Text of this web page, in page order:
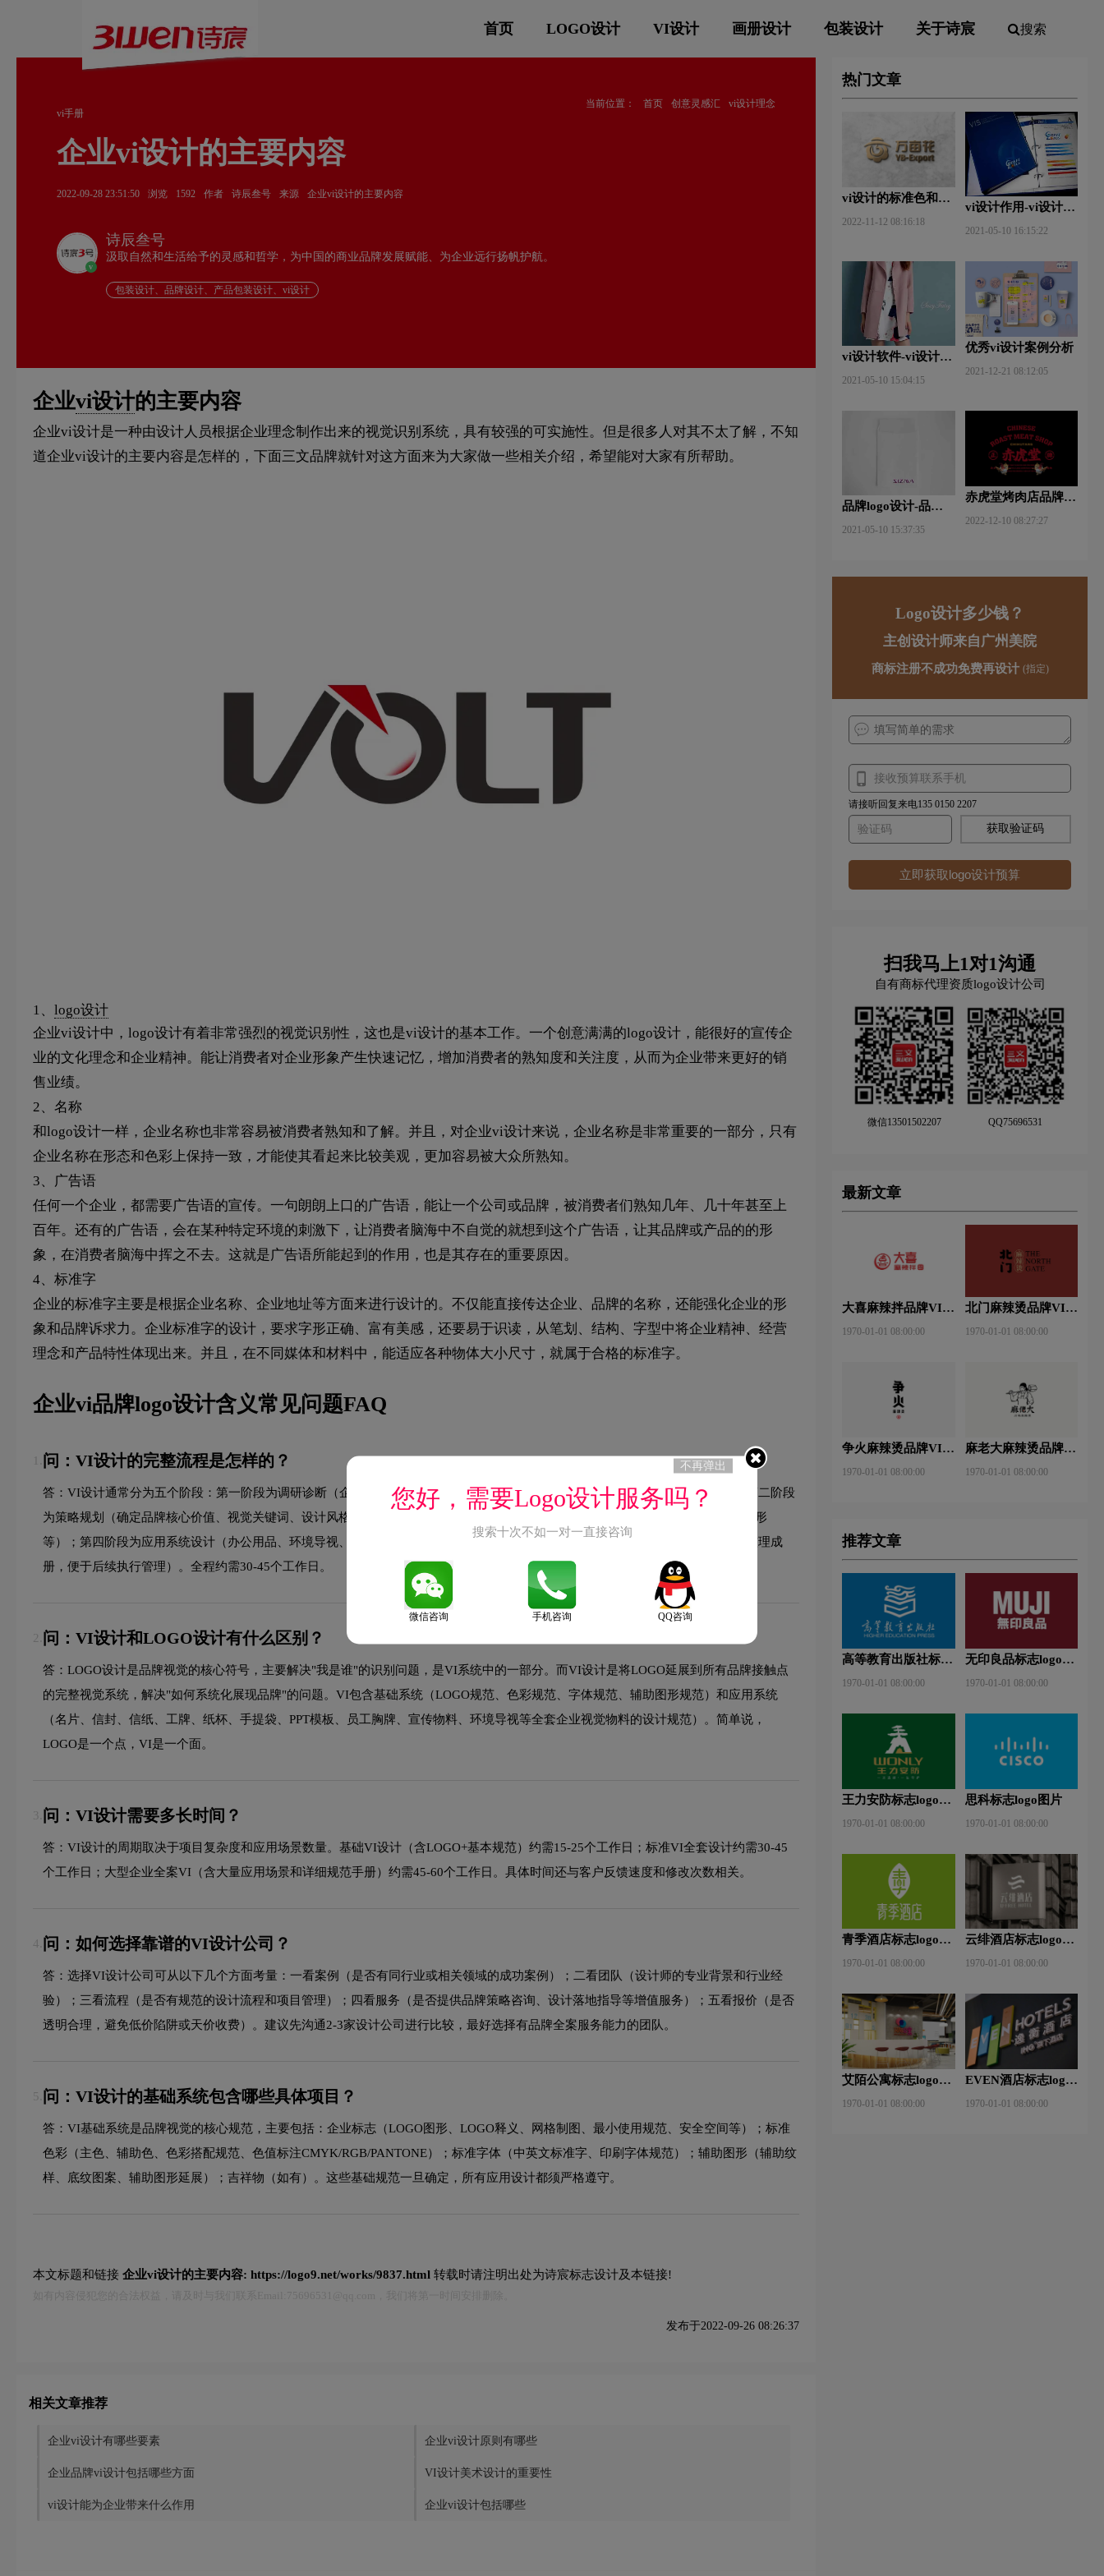
首页 LOGO设计 VI设计 画册设计 包装设计 关于诗宸 搜索
当前位置： 首页 创意灵感汇
vi设计理念
vi手册
企业vi设计的主要内容
2022-09-28 23:51:50 浏览 1592 作者 诗辰叁号 来源 企业vi设计的主要内容
v
诗辰叁号
汲取自然和生活给予的灵感和哲学，为中国的商业品牌发展赋能、为企业远行扬帆护航。
包装设计、品牌设计、产品包装设计、vi设计
企业vi设计的主要内容
企业vi设计是一种由设计人员根据企业理念制作出来的视觉识别系统，具有较强的可实施性。但是很多人对其不太了解，不知
道企业vi设计的主要内容是怎样的，下面三文品牌就针对这方面来为大家做一些相关介绍，希望能对大家有所帮助。
1、 logo设计
企业vi设计中，logo设计有着非常强烈的视觉识别性，这也是vi设计的基本工作。一个创意满满的logo设计，能很好的宣传企
业的文化理念和企业精神。能让消费者对企业形象产生快速记忆，增加消费者的熟知度和关注度，从而为企业带来更好的销
售业绩。
2、名称
和logo设计一样，企业名称也非常容易被消费者熟知和了解。并且，对企业vi设计来说，企业名称是非常重要的一部分，只有
企业名称在形态和色彩上保持一致，才能使其看起来比较美观，更加容易被大众所熟知。
3、广告语
任何一个企业，都需要广告语的宣传。一句朗朗上口的广告语，能让一个公司或品牌，被消费者们熟知几年、几十年甚至上
百年。还有的广告语，会在某种特定环境的刺激下，让消费者脑海中不自觉的就想到这个广告语，让其品牌或产品的的形
象，在消费者脑海中挥之不去。这就是广告语所能起到的作用，也是其存在的重要原因。
4、标准字
企业的标准字主要是根据企业名称、企业地址等方面来进行设计的。不仅能直接传达企业、品牌的名称，还能强化企业的形
象和品牌诉求力。企业标准字的设计，要求字形正确、富有美感，还要易于识读，从笔划、结构、字型中将企业精神、经营
理念和产品特性体现出来。并且，在不同媒体和材料中，能适应各种物体大小尺寸，就属于合格的标准字。
企业vi品牌logo设计含义常见问题FAQ
问：VI设计的完整流程是怎样的？
答：VI设计通常分为五个阶段：第一阶段为调研诊断（企业访谈、行业分析、竞品研究、受众洞察），明确品牌定位与设计方向；第二阶段
为策略规划（确定品牌核心价值、视觉关键词、设计风格）；第三阶段为基础系统设计（LOGO方案设计、标准字、标准色、辅助图形
等）；第四阶段为应用系统设计（办公用品、环境导视、包装、广告等实际应用场景设计）；第五阶段为VI手册编制（将所有规范整理成
册，便于后续执行管理）。全程约需30-45个工作日。
2. 问：VI设计和LOGO设计有什么区别？
答：LOGO设计是品牌视觉的核心符号，主要解决"我是谁"的识别问题，是VI系统中的一部分。而VI设计是将LOGO延展到所有品牌接触点
的完整视觉系统，解决"如何系统化展现品牌"的问题。VI包含基础系统（LOGO规范、色彩规范、字体规范、辅助图形规范）和应用系统
（名片、信封、信纸、工牌、纸杯、手提袋、PPT模板、员工胸牌、宣传物料、环境导视等全套企业视觉物料的设计规范）。简单说，
LOGO是一个点，VI是一个面。
3. 问：VI设计需要多长时间？
答：VI设计的周期取决于项目复杂度和应用场景数量。基础VI设计（含LOGO+基本规范）约需15-25个工作日；标准VI全套设计约需30-45
个工作日；大型企业全案VI（含大量应用场景和详细规范手册）约需45-60个工作日。具体时间还与客户反馈速度和修改次数相关。
4. 问：如何选择靠谱的VI设计公司？
答：选择VI设计公司可从以下几个方面考量：一看案例（是否有同行业或相关领域的成功案例）；二看团队（设计师的专业背景和行业经
验）；三看流程（是否有规范的设计流程和项目管理）；四看服务（是否提供品牌策略咨询、设计落地指导等增值服务）；五看报价（是否
透明合理，避免低价陷阱或天价收费）。建议先沟通2-3家设计公司进行比较，最好选择有品牌全案服务能力的团队。
5. 问：VI设计的基础系统包含哪些具体项目？
答：VI基础系统是品牌视觉的核心规范，主要包括：企业标志（LOGO图形、LOGO释义、网格制图、最小使用规范、安全空间等）；标准
色彩（主色、辅助色、色彩搭配规范、色值标注CMYK/RGB/PANTONE）；标准字体（中英文标准字、印刷字体规范）；辅助图形（辅助纹
样、底纹图案、辅助图形延展）；吉祥物（如有）。这些基础规范一旦确定，所有应用设计都须严格遵守。
本文标题和链接 企业vi设计的主要内容: https://logo9.net/works/9837.html 转载时请注明出处为诗宸标志设计及本链接!
发布于2022-09-26 08:26:37
相关文章推荐
企业vi设计有哪些要素 企业vi设计原则有哪些
企业品牌vi设计包括哪些方面 VI设计美术设计的重要性
vi设计能为企业带来什么作用 企业vi设计包括哪些
热门文章
vi设计的标准色和辅
2022-11-12 08:16:18
vi设计作用-vi设计的
2021-05-10 16:15:22
vi设计软件-vi设计用
2021-05-10 15:04:15
优秀vi设计案例分析
2021-12-21 08:12:05
品牌logo设计-品牌vi
2021-05-10 15:37:35
赤虎堂烤肉店品牌VI
2022-12-10 08:27:27
Logo设计多少钱？
主创设计师来自广州美院
商标注册不成功免费再设计 (指定)
请接听回复来电135 0150 2207
获取验证码
立即获取logo设计预算
扫我马上1对1沟通
自有商标代理资质logo设计公司
微信13501502207 QQ75696531
最新文章
大喜麻辣拌品牌VI设
1970-01-01 08:00:00
北门麻辣烫品牌VI设
1970-01-01 08:00:00
争火麻辣烫品牌VI设
1970-01-01 08:00:00
麻老大麻辣烫品牌VI
1970-01-01 08:00:00
推荐文章
高等教育出版社标志
1970-01-01 08:00:00
无印良品标志logo图
1970-01-01 08:00:00
王力安防标志logo图
1970-01-01 08:00:00
思科标志logo图片
1970-01-01 08:00:00
青季酒店标志logo图
1970-01-01 08:00:00
云绯酒店标志logo图
1970-01-01 08:00:00
艾陌公寓标志logo图
1970-01-01 08:00:00
EVEN酒店标志logo
1970-01-01 08:00:00
不再弹出
您好，需要Logo设计服务吗？
搜索十次不如一对一直接咨询
微信咨询 手机咨询 QQ咨询